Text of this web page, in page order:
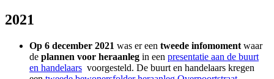
2021
Op 6 december 2021 was er een tweede infomoment waar
de plannen voor heraanleg in een presentatie aan de buurt
en handelaars voorgesteld. De buurt en handelaars kregen